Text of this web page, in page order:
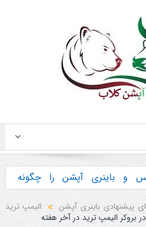
و باینری آپشن را چگونه
استراتژی ها و پکیج آموزش
پیشنهادی باینری آپشن
الیمپ ترید